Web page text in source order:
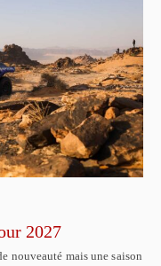
2027
nouveauté mais une saison